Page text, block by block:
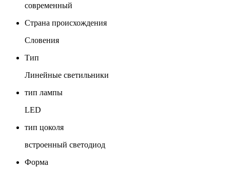
современный
Страна происхождения
Словения
Тип
Линейные светильники
тип лампы
LED
тип цоколя
встроенный светодиод
Форма